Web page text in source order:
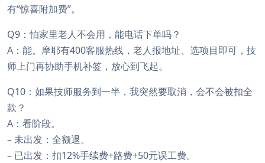
有“惊喜附加费”。
Q9：怕家里老人不会用，能电话下单吗？
A：能。摩耶有400客服热线，老人报地址、选项目即可，技
师上门再协助手机补签，放心到飞起。
Q10：如果技师服务到一半，我突然要取消，会不会被扣全
款？
A：看阶段。
– 未出发：全额退。
– 已出发：扣12%手续费+路费+50元误工费。